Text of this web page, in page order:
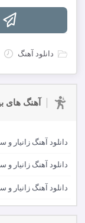
دانلود آهنگ
آهنگ های
دانلود آهنگ زانیار
دانلود آهنگ
دانلود آهنگ زانیار